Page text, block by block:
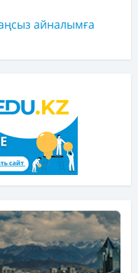
айналымға